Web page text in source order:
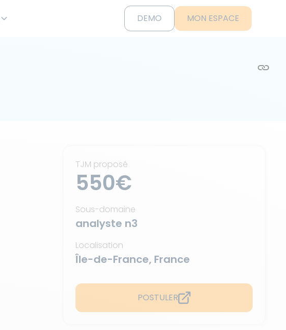
DEMO MON ESPACE
TJM proposé
550€
Sous-domaine
analyste n3
Localisation
Île-de-France, France
POSTULER